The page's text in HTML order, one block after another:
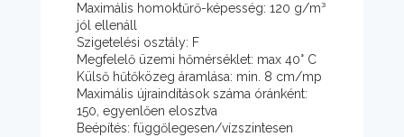
Maximális homoktűrő-képesség: 120 g/m³
jól ellenáll
Szigetelési osztály: F
Megfelelő üzemi hőmérséklet: max 40° C
Külső hűtőközeg áramlása: min. 8 cm/mp
Maximális újraindítások száma óránként:
150, egyenlően elosztva
Beépítés: függőlegesen/vízszintesen